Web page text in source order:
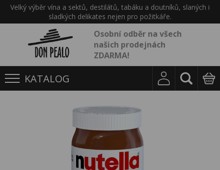
Velký výběr vína a sektů, destilátů, tabáku a doutníků, slaných i
sladkých delikates nejen pro požitkáře.
Osobní odběr na všech
našich prodejnách
ZDARMA!
KATALOG